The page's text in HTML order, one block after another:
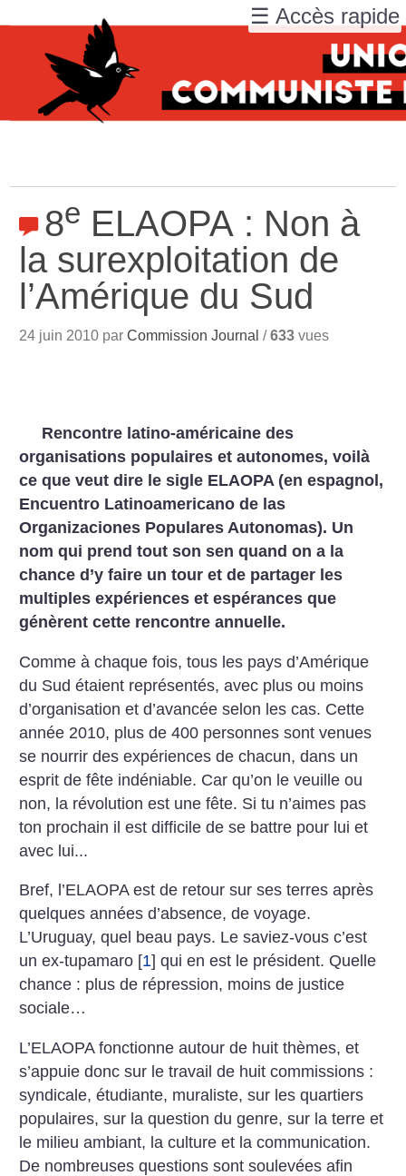
8e ELAOPA : Non à
la surexploitation de
l’Amérique du Sud
24 juin 2010 parCommission Journal /633 vues
Rencontre latino-américaine des
organisations populaires et autonomes, voilà
ce que veut dire le sigle ELAOPA (en espagnol,
Encuentro Latinoamericano de las
Organizaciones Populares Autonomas). Un
nom qui prend tout son sen quand on a la
chance d’y faire un tour et de partager les
multiples expériences et espérances que
génèrent cette rencontre annuelle.
Comme à chaque fois, tous les pays d’Amérique
du Sud étaient représentés, avec plus ou moins
d’organisation et d’avancée selon les cas. Cette
année 2010, plus de 400 personnes sont venues
se nourrir des expériences de chacun, dans un
esprit de fête indéniable. Car qu’on le veuille ou
non, la révolution est une fête. Si tu n’aimes pas
ton prochain il est difficile de se battre pour lui et
avec lui...
Bref, l’ELAOPA est de retour sur ses terres après
quelques années d’absence, de voyage.
L’Uruguay, quel beau pays. Le saviez-vous c’est
un ex-tupamaro [1] qui en est le président. Quelle
chance : plus de répression, moins de justice
sociale…
L’ELAOPA fonctionne autour de huit thèmes, et
s’appuiedonc sur le travail de huit commissions :
syndicale, étudiante, muraliste, sur les quartiers
populaires, sur la question du genre, sur la terre et
le milieu ambiant, la culture et la communication.
De nombreuses questions sont soulevées afin
☰ Accès rapide